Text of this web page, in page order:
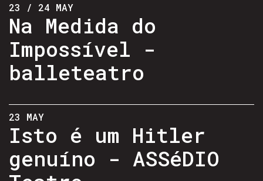
23 / 24 MAY
Na Medida do
Impossível -
balleteatro
23 MAY
Isto é um Hitler
genuíno - ASSéDIO